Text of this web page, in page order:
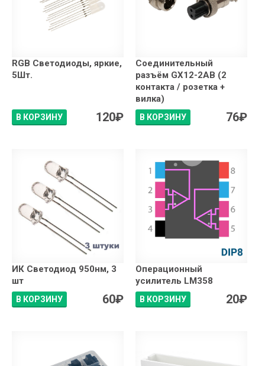
RGB Светодиоды, яркие,
5Шт.
В КОРЗИНУ 120₽
Соединительный
разъём GX12-2AB (2
контакта / розетка +
вилка)
В КОРЗИНУ 76₽
ИК Светодиод 950нм, 3
шт
В КОРЗИНУ 60₽
Операционный
усилитель LM358
В КОРЗИНУ 20₽